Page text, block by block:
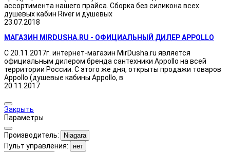
ассортимента нашего прайса. Сборка без силикона всех
душевых кабин River и душевых
23.07.2018
МАГАЗИН MIRDUSHA.RU - ОФИЦИАЛЬНЫЙ ДИЛЕР APPOLLO
С 20.11.2017г. интернет-магазин MirDusha.ru является
официальным дилером бренда сантехники Appollo на всей
территории России. С этого же дня, открыты продажи товаров
Appollo (душевые кабины Appollo, в
20.11.2017
Закрыть
Параметры
Производитель: Niagara
Пульт управления:
нет